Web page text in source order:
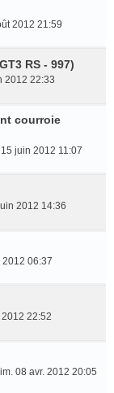
2012 21:59
RS - 997)
2012 22:33
courroie
juin 2012 11:07
2012 14:36
06:37
22:52
08 avr. 2012 20:05